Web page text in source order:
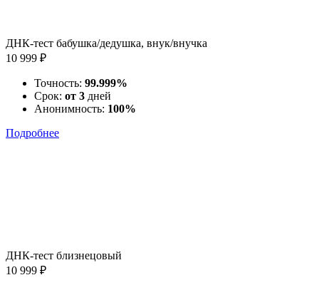
ДНК-тест бабушка/дедушка, внук/внучка
10 999 ₽
Точность: 99.999%
Срок: от 3 дней
Анонимность: 100%
Подробнее
ДНК-тест близнецовый
10 999 ₽